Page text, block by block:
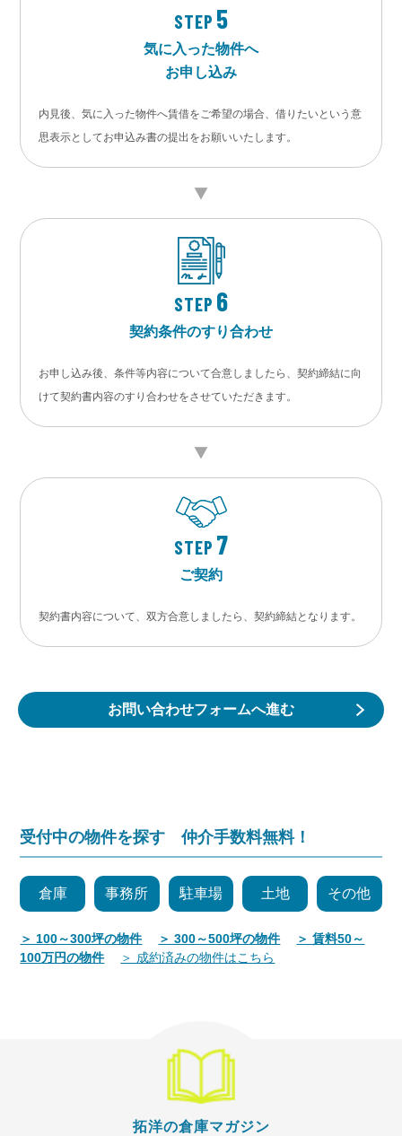
STEP 5
気に入った物件へ
お申し込み
内見後、気に入った物件へ賃借をご希望の場合、借りたいという意
思表示としてお申込み書の提出をお願いいたします。
STEP 6
契約条件のすり合わせ
お申し込み後、条件等内容について合意しましたら、契約締結に向
けて契約書内容のすり合わせをさせていただきます。
STEP 7
ご契約
契約書内容について、双方合意しましたら、契約締結となります。
お問い合わせフォームへ進む
受付中の物件を探す 仲介手数料無料！
倉庫 事務所 駐車場 土地 その他
＞ 100～300坪の物件 ＞ 300～500坪の物件
＞ 賃料50～
100万円の物件
＞ 成約済みの物件はこちら
拓洋の倉庫マガジン